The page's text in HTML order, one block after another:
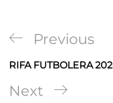
Navegación
de
entradas
Previous
Post
Previous
RIFA FUTBOLERA
Next
Next